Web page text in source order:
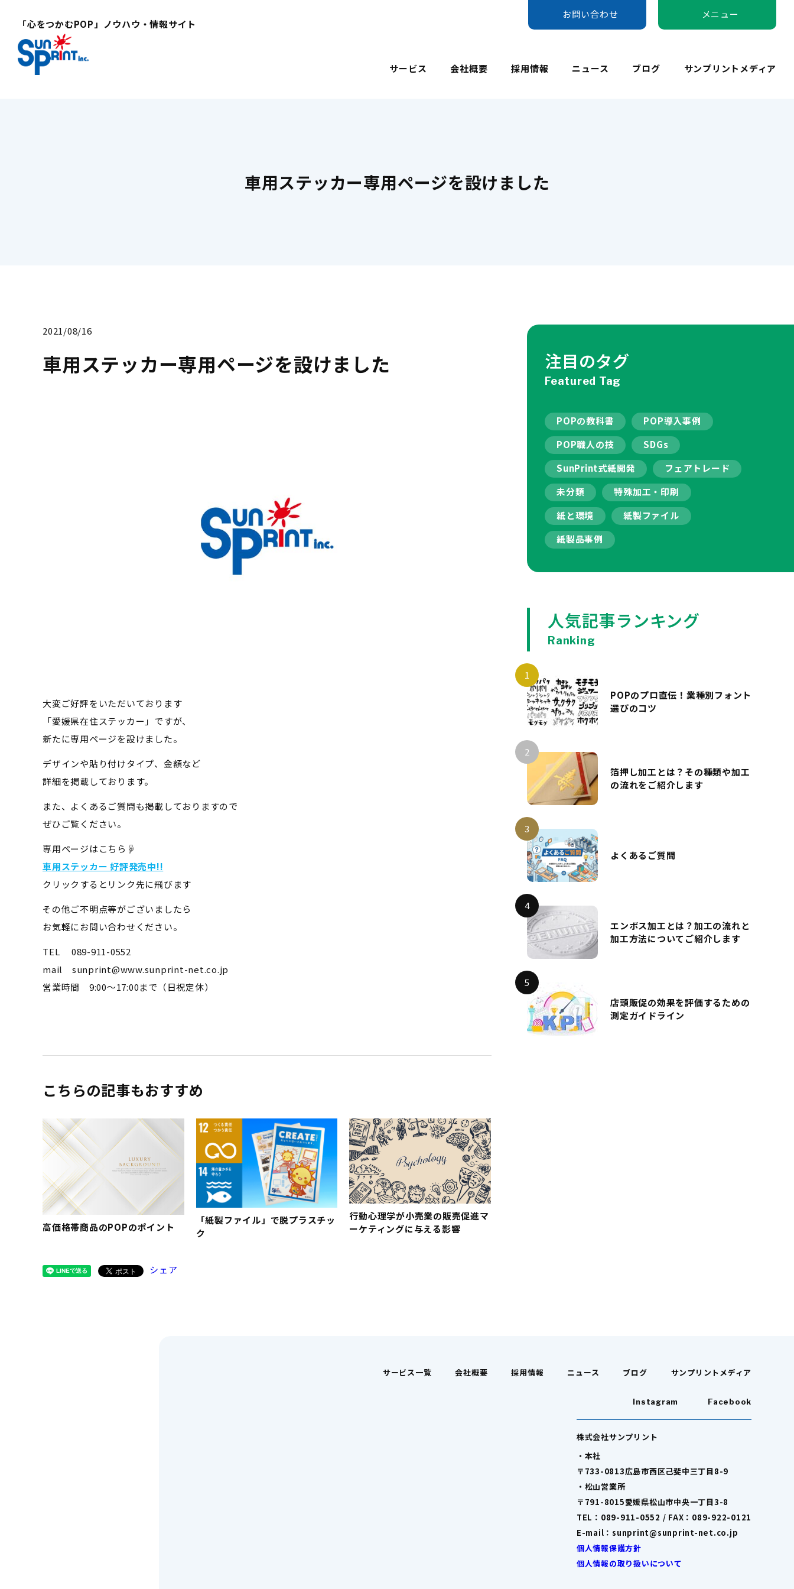
「心をつかむPOP」ノウハウ・情報サイト
サービス 会社概要 採用情報 ニュース ブログ サンプリントメディア
お問い合わせ メニュー
車用ステッカー専用ページを設けました
2021/08/16
車用ステッカー専用ページを設けました
大変ご好評をいただいております
「愛媛県在住ステッカー」ですが、
新たに専用ページを設けました。
デザインや貼り付けタイプ、金額など
詳細を掲載しております。
また、よくあるご質問も掲載しておりますので
ぜひご覧ください。
専用ページはこちら☟
車用ステッカー 好評発売中!!
クリックするとリンク先に飛びます
その他ご不明点等がございましたら
お気軽にお問い合わせください。
TEL 089-911-0552
mail sunprint@www.sunprint-net.co.jp
営業時間 9:00～17:00まで（日祝定休）
こちらの記事もおすすめ
高価格帯商品のPOPのポイント
「紙製ファイル」で脱プラスチッ
ク
行動心理学が小売業の販売促進マ
ーケティングに与える影響
シェア
注目のタグ
Featured Tag
POPの教科書
POP導入事例
POP職人の技
SDGs
SunPrint式紙開発
フェアトレード
未分類
特殊加工・印刷
紙と環境
紙製ファイル
紙製品事例
人気記事ランキング
Ranking
POPのプロ直伝！業種別フォント
選びのコツ
箔押し加工とは？その種類や加工
の流れをご紹介します
よくあるご質問
エンボス加工とは？加工の流れと
加工方法についてご紹介します
店頭販促の効果を評価するための
測定ガイドライン
サービス一覧 会社概要 採用情報 ニュース ブログ サンプリントメディア
Instagram Facebook
株式会社サンプリント
・本社
〒733-0813広島市西区己斐中三丁目8-9
・松山営業所
〒791-8015愛媛県松山市中央一丁目3-8
TEL：089-911-0552 / FAX：089-922-0121
E-mail：sunprint@sunprint-net.co.jp
個人情報保護方針
個人情報の取り扱いについて